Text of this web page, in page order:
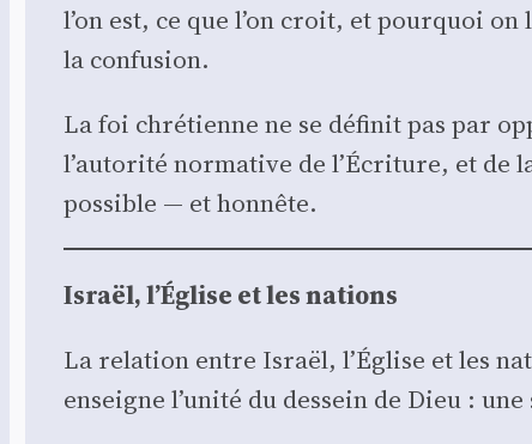
l’on est, ce que l’on croit, et pour­quoi
la confu­sion.
La foi chré­tienne ne se défi­nit pas par
l’autorité nor­ma­tive de l’Écriture, et de
pos­sible — et hon­nête.
Israël, l’Église et les nations
La rela­tion entre Israël, l’Église et les
enseigne l’unité du des­sein de Dieu :